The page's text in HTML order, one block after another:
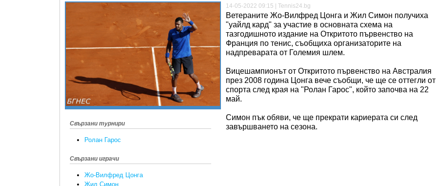
Свързани турнири
Ролан Гарос
Свързани играчи
Жо-Вилфред Цонга
Жил Симон
14-05-2022 09:15 | Tennis24.bg
Ветераните Жо-Вилфред Цонга и Жил Симон получиха
"уайлд кард" за участие в основната схема на
тазгодишното издание на Откритото първенство на
Франция по тенис, съобщиха организаторите на
надпреварата от Големия шлем.
Вицешампионът от Откритото първенство на Австралия
през 2008 година Цонга вече съобщи, че ще се оттегли от
спорта след края на "Ролан Гарос", който започва на 22
май.
Симон пък обяви, че ще прекрати кариерата си след
завършването на сезона.